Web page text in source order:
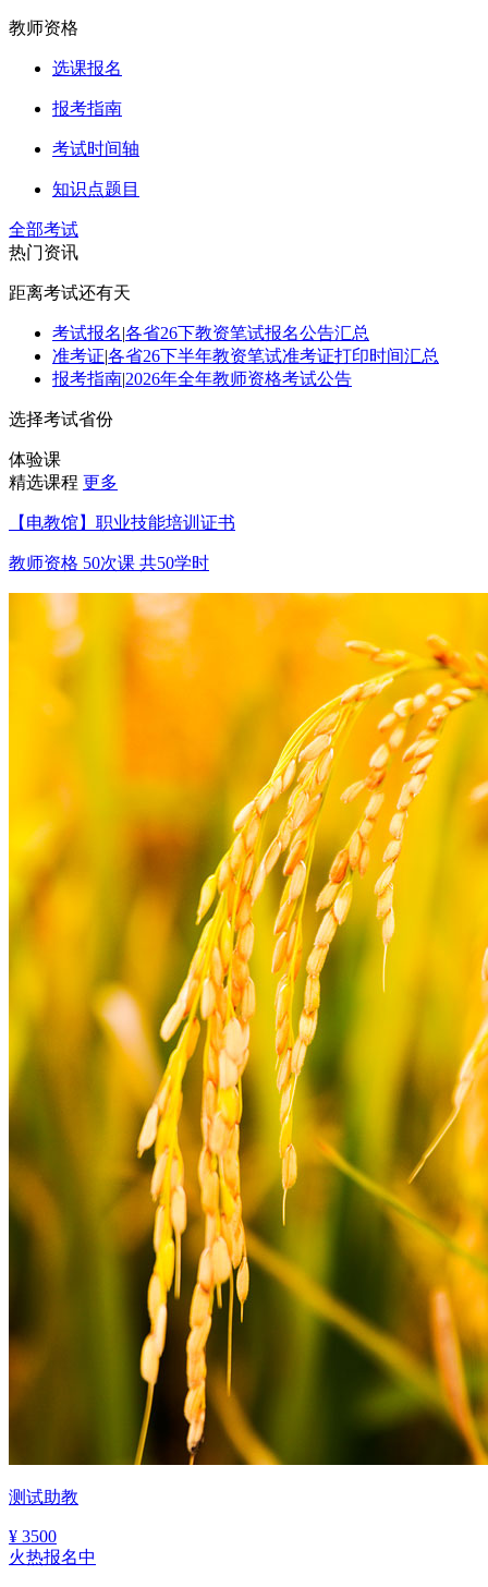
教师资格
选课报名
报考指南
考试时间轴
知识点题目
全部考试
热门资讯
距离考试还有天
考试报名|各省26下教资笔试报名公告汇总
准考证|各省26下半年教资笔试准考证打印时间汇总
报考指南|2026年全年教师资格考试公告
选择考试省份
体验课
精选课程 更多
【电教馆】职业技能培训证书
教师资格 50次课 共50学时
测试助教
¥ 3500
火热报名中